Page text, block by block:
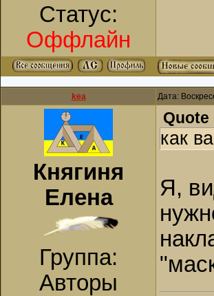
Статус:
Оффлайн
kea Дата:
Княгиня
Елена
Группа:
Авторы
Quote
как
Я,